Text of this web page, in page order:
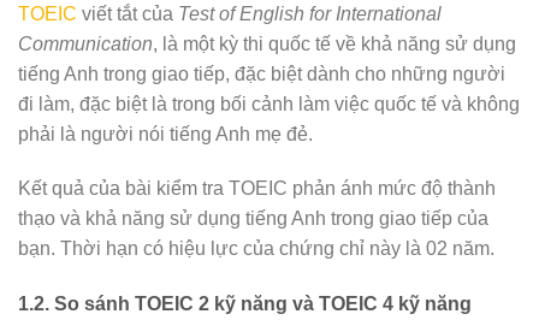
TOEIC viết tắt của Test of English for International
Communication, là một kỳ thi quốc tế về khả năng sử dụng
tiếng Anh trong giao tiếp, đặc biệt dành cho những người
đi làm, đặc biệt là trong bối cảnh làm việc quốc tế và không
phải là người nói tiếng Anh mẹ đẻ.
Kết quả của bài kiểm tra TOEIC phản ánh mức độ thành
thạo và khả năng sử dụng tiếng Anh trong giao tiếp của
bạn. Thời hạn có hiệu lực của chứng chỉ này là 02 năm.
1.2. So sánh TOEIC 2 kỹ năng và TOEIC 4 kỹ năng